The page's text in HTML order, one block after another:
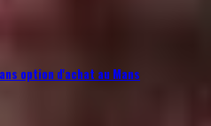
option d'achat au Mans